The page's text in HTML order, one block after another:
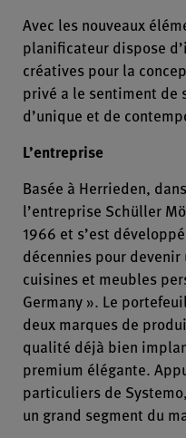
Avec les nouveaux
planificateur dispose
créatives pour la
privé a le sentiment de
d’unique et de
L’entreprise
Basée à Herrieden,
l’entreprise Schüller
1966 et s’est
décennies pour
cuisines et meubles
Germany ». Le
deux marques de
qualité déjà bien
premium élégante.
particuliers de
un grand segment du